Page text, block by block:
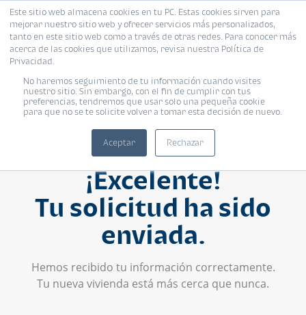
Este sitio web almacena cookies en tu PC. Estas cookies sirven para
mejorar nuestro sitio web y ofrecer servicios más personalizados,
tanto en este sitio web como a través de otras redes. Para conocer más
acerca de las cookies que utilizamos, revisa nuestra Política de
Privacidad.
No haremos seguimiento de tu información cuando visites
nuestro sitio. Sin embargo, con el fin de cumplir con tus
preferencias, tendremos que usar solo una pequeña cookie
para que no se te solicite volver a tomar esta decisión de nuevo.
Aceptar Rechazar
¡Excelente!
Tu solicitud ha sido
enviada.
Hemos recibido tu información correctamente.
Tu nueva vivienda está más cerca que nunca.